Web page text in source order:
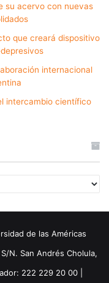
su acervo con nuevas
que creará dispositivo
internacional
intercambio científico
de las Américas
N. San Andrés Cholula,
222 229 20 00 |